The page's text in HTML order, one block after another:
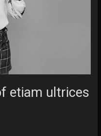
etiam ultrices